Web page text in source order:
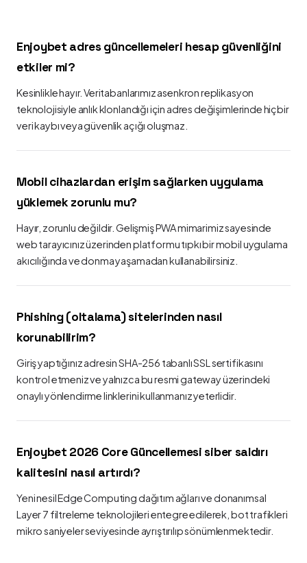
Enjoybet adres güncellemeleri hesap güvenliğini
etkiler mi?
Kesinlikle hayır. Veritabanlarımız asenkron replikasyon
teknolojisiyle anlık klonlandığı için adres değişimlerinde hiçbir
veri kaybı veya güvenlik açığı oluşmaz.
Mobil cihazlardan erişim sağlarken uygulama
yüklemek zorunlu mu?
Hayır, zorunlu değildir. Gelişmiş PWA mimarimiz sayesinde
web tarayıcınız üzerinden platformu tıpkı bir mobil uygulama
akıcılığında ve donma yaşamadan kullanabilirsiniz.
Phishing (oltalama) sitelerinden nasıl
korunabilirim?
Giriş yaptığınız adresin SHA-256 tabanlı SSL sertifikasını
kontrol etmeniz ve yalnızca bu resmi gateway üzerindeki
onaylı yönlendirme linklerini kullanmanız yeterlidir.
Enjoybet 2026 Core Güncellemesi siber saldırı
kalitesini nasıl artırdı?
Yeni nesil Edge Computing dağıtım ağları ve donanımsal
Layer 7 filtreleme teknolojileri entegre edilerek, bot trafikleri
mikro saniyeler seviyesinde ayrıştırılıp sönümlenmektedir.